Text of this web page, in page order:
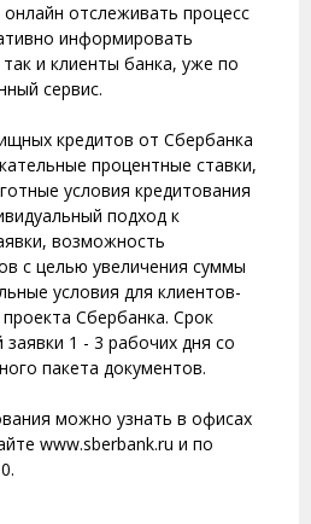
отслеживать процесс
информировать
и клиенты банка, уже по
сервис.
кредитов от Сбербанка
процентные ставки,
условия кредитования
подход к
возможность
с целью увеличения суммы
условия для клиентов-
Сбербанка. Срок
1 - 3 рабочих дня со
пакета документов.
можно узнать в офисах
www.sberbank.ru и по